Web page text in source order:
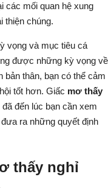
các mối quan hệ xung
thiện chúng.
vọng và mục tiêu cá
được những kỳ vọng về
bản thân, bạn có thể cảm
tốt hơn. Giấc mơ thấy
đến lúc bạn cần xem
ra những quyết định
thấy nghỉ